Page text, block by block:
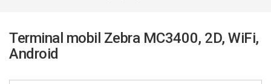
Terminal mobil Zebra MC3400, 2D, WiFi,
Android